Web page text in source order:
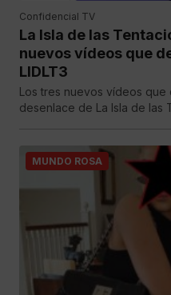
Confidencial TV
La Isla de las
nuevos vídeos que
LIDLT3
Los tres nuevos vídeos
desenlace de La Isla de las
MUNDO ROSA